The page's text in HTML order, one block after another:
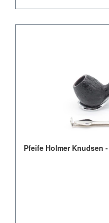
Pfeife Holmer Knudsen